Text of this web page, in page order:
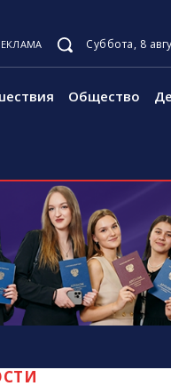
Суббота, 8
Общество